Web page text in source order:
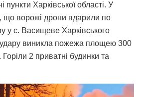
пункти Харківської області. У
ворожі дрони вдарили по
у с. Васищеве Харківського
удару виникла пожежа площею 300
2 приватні будинки та